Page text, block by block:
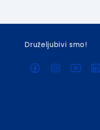
Druželjubivi smo!